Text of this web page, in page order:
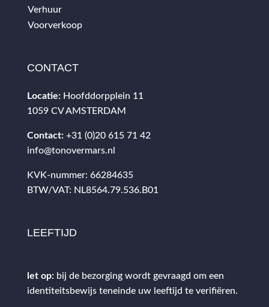
Verhuur
Voorverkoop
CONTACT
Locatie: Hoofddorpplein 11
1059 CV AMSTERDAM
Contact: +31 (0)20 615 71 42
info@tonovermars.nl
KVK-nummer: 66284635
BTW/VAT: NL8564.79.536.B01
LEEFTIJD
let op: bij de bezorging wordt gevraagd om een
identiteitsbewijs teneinde uw leeftijd te verifiëren.